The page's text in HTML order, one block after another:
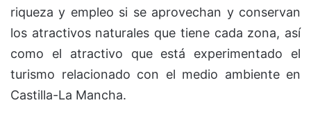
riqueza y empleo si se aprovechan y conservan
los atractivos naturales que tiene cada zona, así
como el atractivo que está experimentado el
turismo relacionado con el medio ambiente en
Castilla-La Mancha.